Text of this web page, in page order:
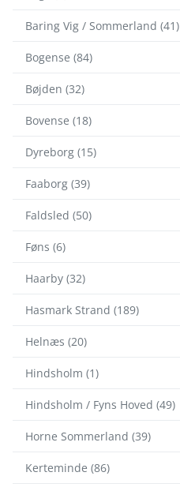
Baring Vig / Sommerland (41)
Bogense (84)
Bøjden (32)
Bovense (18)
Dyreborg (15)
Faaborg (39)
Faldsled (50)
Føns (6)
Haarby (32)
Hasmark Strand (189)
Helnæs (20)
Hindsholm (1)
Hindsholm / Fyns Hoved (49)
Horne Sommerland (39)
Kerteminde (86)